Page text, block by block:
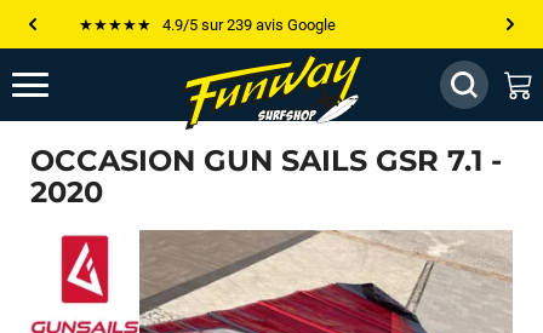
Les plus grandes marques sont chez Funway
Jusqu’à -75% de remise sur le windsurf, wingfoil, etc...
💰 Meilleur prix garanti — Moins cher ailleurs ? On s’aligne !
Besoin de conseils de pro ? Appelle nous !
OCCASION GUN SAILS GSR 7.1 -
2020